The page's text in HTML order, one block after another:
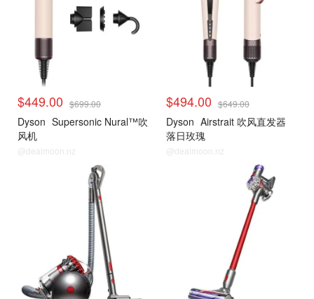
$449.00 $699.00
Dyson Supersonic Nural™吹
风机
@dealmoon.nz
$494.00 $649.00
Dyson Airstrait 吹风直发器
落日玫瑰
@dealmoon.nz